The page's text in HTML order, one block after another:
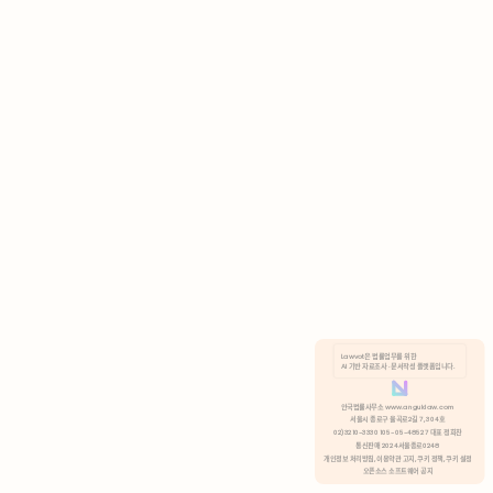
분석 쿠키 허용
Lawvot은 법률업무를 위한
AI 기반 자료조사 · 문서작성 플랫폼입니다.
안국법률사무소 www.anguklaw.com
서울시 종로구 율곡로2길 7, 304호
02)3210-3330 105-05-48527 대표 정희찬
통신판매 2024서울종로0248
개인정보 처리방침, 이용약관 고지, 쿠키 정책, 쿠키 설정
오픈소스 소프트웨어 공지